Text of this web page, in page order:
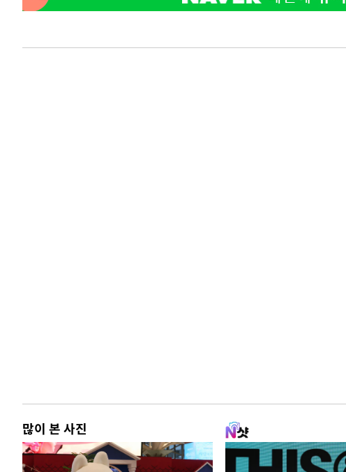
-11321초 전 >[속보]코스피, 6300선 재탈환…1.09% 오른 6365.07 개장
-7784초 전 >입추에도 극한더위…서울 낮 39도 '폭염중대경보'
많이 본 사진